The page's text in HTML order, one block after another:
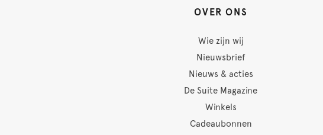
OVER ONS
Wie zijn wij
Nieuwsbrief
Nieuws & acties
De Suite Magazine
Winkels
Cadeaubonnen